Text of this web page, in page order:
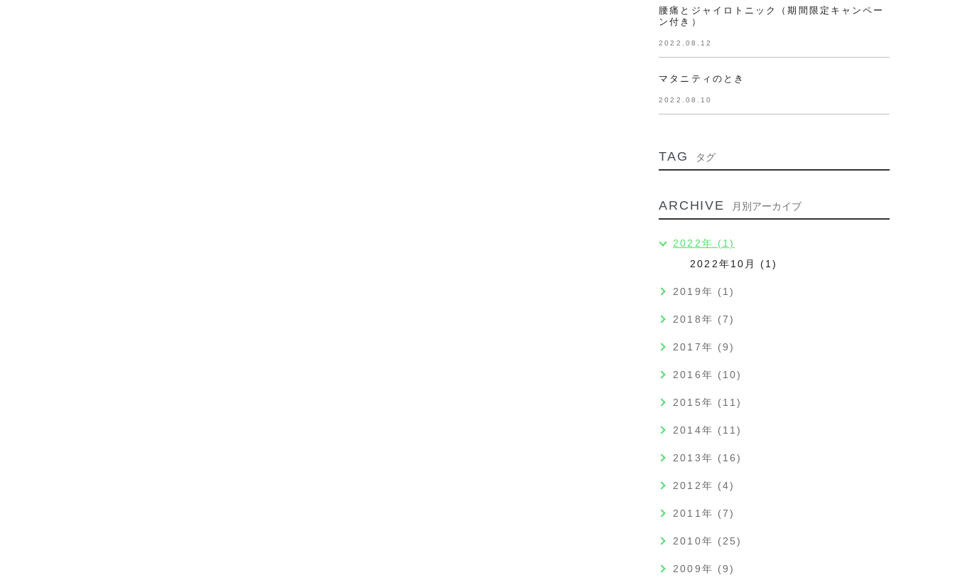
腰痛とジャイロトニック（期間限定キャンペー
ン付き）
2022.08.12
マタニティのとき
2022.08.10
TAG タグ
ARCHIVE 月別アーカイブ
2022年 (1)
2022年10月 (1)
2019年 (1)
2018年 (7)
2017年 (9)
2016年 (10)
2015年 (11)
2014年 (11)
2013年 (16)
2012年 (4)
2011年 (7)
2010年 (25)
2009年 (9)